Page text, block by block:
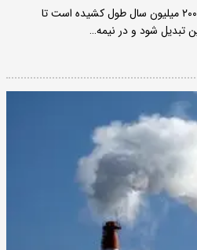
دانشمندان به تازگی دریافته‌اند که ۲۰۰ میلیون سال طول کشیده است تا
تبدیل شود و در نیمه…